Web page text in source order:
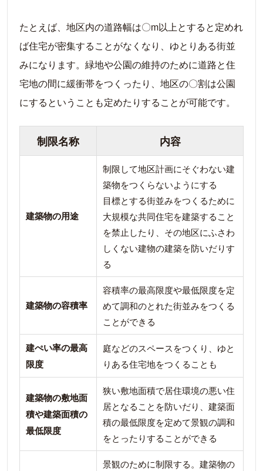
たとえば、地区内の道路幅は〇m以上とすると定めれ
ば住宅が密集することがなくなり、ゆとりある街並
みになります。緑地や公園の維持のために道路と住
宅地の間に緩衝帯をつくったり、地区の〇割は公園
にするということも定めたりすることが可能です。
制限名称 内容
建築物の用途
制限して地区計画にそぐわない建
築物をつくらないようにする
目標とする街並みをつくるために
大規模な共同住宅を建築すること
を禁止したり、その地区にふさわ
しくない建物の建築を防いだりす
る
建築物の容積率
容積率の最高限度や最低限度を定
めて調和のとれた街並みをつくる
ことができる
建ぺい率の最高
限度
庭などのスペースをつくり、ゆと
りある住宅地をつくることも
建築物の敷地面
積や建築面積の
最低限度
狭い敷地面積で居住環境の悪い住
居となることを防いだり、建築面
積の最低限度を定めて景観の調和
をとったりすることができる
景観のために制限する。建築物の